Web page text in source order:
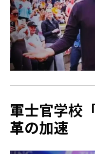
軍士官学校
革の加速